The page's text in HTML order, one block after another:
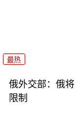
最热
俄外交部：俄
限制